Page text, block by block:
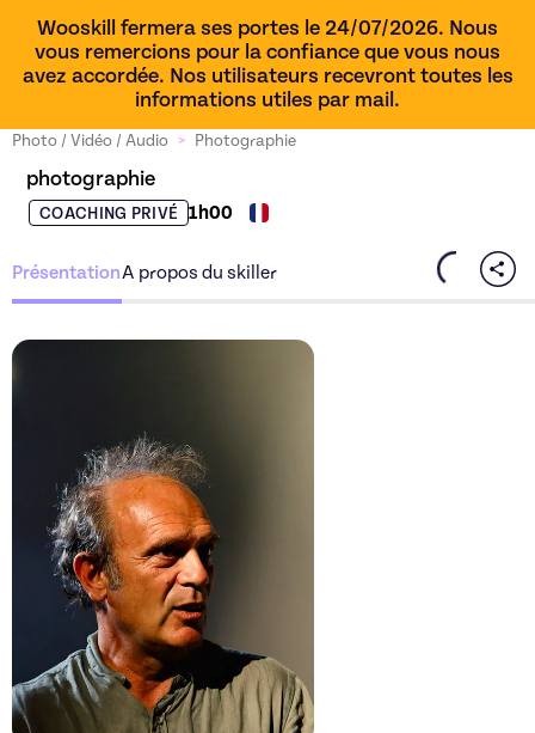
Wooskill fermera ses portes le 24/07/2026. Nous
vous remercions pour la confiance que vous nous
avez accordée. Nos utilisateurs recevront toutes les
informations utiles par mail.
Photo / Vidéo / Audio > Photographie
photographie
COACHING PRIVÉ 1h00
PrésentationA propos du skiller